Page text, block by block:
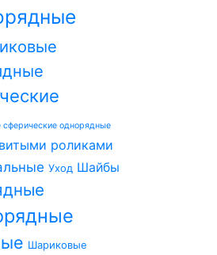
сферические однорядные
роликами
Уход Шайбы
Шариковые